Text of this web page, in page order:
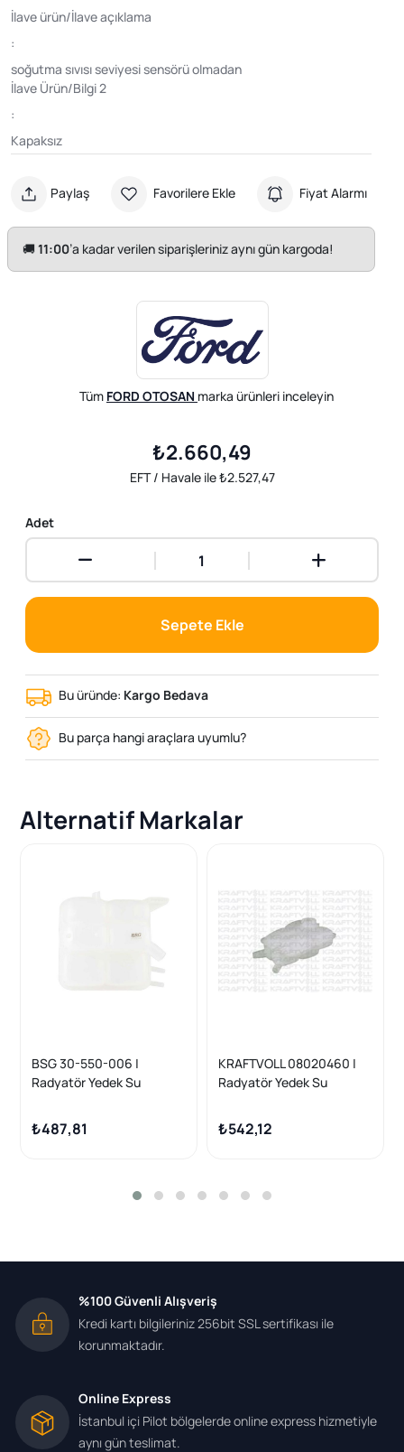
İlave ürün/İlave açıklama
:
soğutma sıvısı seviyesi sensörü olmadan
İlave Ürün/Bilgi 2
:
Kapaksız
Paylaş Favorilere Ekle Fiyat Alarmı
🚚11:00’a kadar verilen siparişleriniz aynı gün kargoda!
Tüm FORD OTOSAN marka ürünleri inceleyin
₺2.660,49
EFT / Havale ile ₺2.527,47
Adet
Sepete Ekle
Bu üründe: Kargo Bedava
Bu parça hangi araçlara uyumlu?
Alternatif Markalar
BSG 30-550-006 |
Radyatör Yedek Su
Mazda 3 / C30 1.6 Zetec-S
03-11
₺487,81
KRAFTVOLL 08020460 |
Radyatör Yedek Su
Max 03 > 10 1.4 Zetec-S /
1.8 / 2.0 16V 04 > 08 Kuga
₺542,12
%100 Güvenli Alışveriş
Kredi kartı bilgileriniz 256bit SSL sertifikası ile
korunmaktadır.
Online Express
İstanbul içi Pilot bölgelerde online express hizmetiyle
aynı gün teslimat.